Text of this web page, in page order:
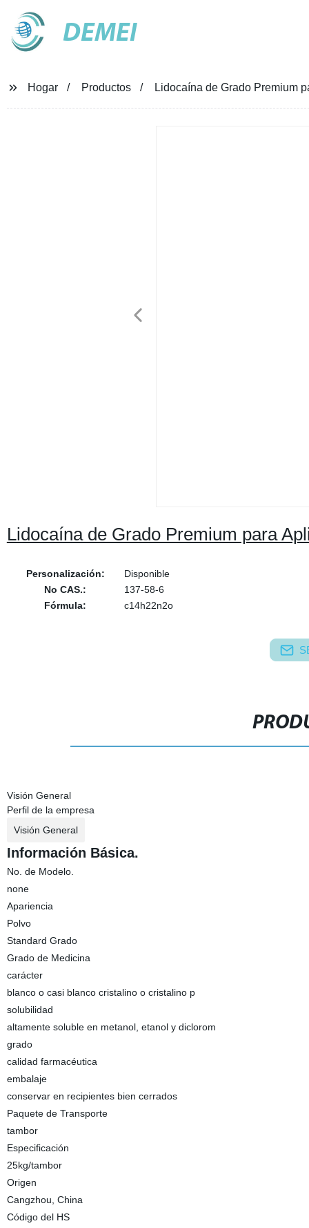
DEMEI
Hogar Productos Lidocaína de Grado Premium
Lidocaína de Grado Premium para
Personalización:
Disponible
No CAS.:
137-58-6
Fórmula:
c14h22n2o
Visión General
Perfil de la empresa
Visión General
Información Básica.
No. de Modelo.
none
Apariencia
Polvo
Standard Grado
Grado de Medicina
carácter
blanco o casi blanco cristalino o cristalino p
solubilidad
altamente soluble en metanol, etanol y diclorom
grado
calidad farmacéutica
embalaje
conservar en recipientes bien cerrados
Paquete de Transporte
tambor
Especificación
25kg/tambor
Origen
Cangzhou, China
Código del HS